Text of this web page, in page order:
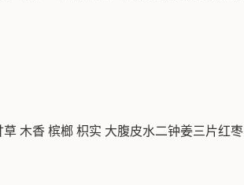
木香 槟榔 枳实 大腹皮水二钟姜三片红枣